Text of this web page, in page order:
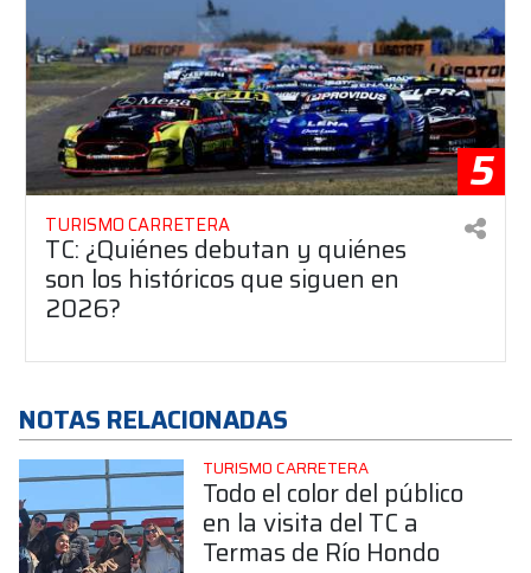
5
TURISMO CARRETERA
TC: ¿Quiénes debutan y quiénes
son los históricos que siguen en
2026?
NOTAS RELACIONADAS
TURISMO CARRETERA
Todo el color del público
en la visita del TC a
Termas de Río Hondo